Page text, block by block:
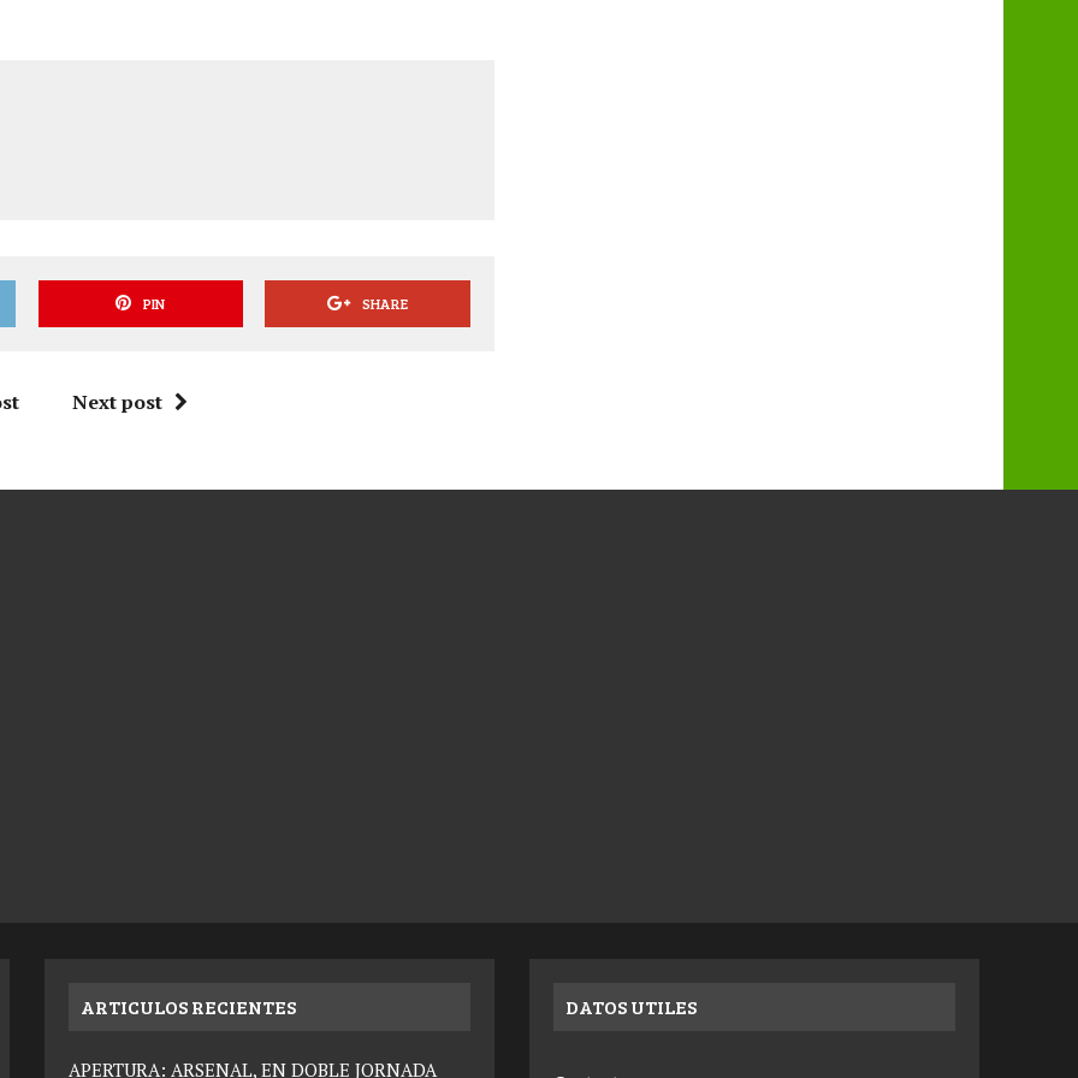
PIN SHARE
Next post
ARTICULOS RECIENTES
APERTURA: ARSENAL, EN DOBLE JORNADA
DATOS UTILES